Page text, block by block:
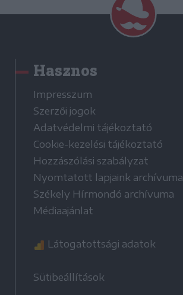
Hasznos
Impresszum
Szerzői jogok
Adatvédelmi tájékoztató
Cookie-kezelési tájékoztató
Hozzászólási szabályzat
Nyomtatott lapjaink archívuma
Székely Hírmondó archívuma
Médiaajánlat
Látogatottsági adatok
Sütibeállítások